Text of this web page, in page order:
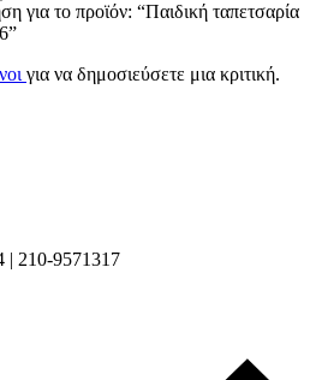
για το προϊόν: “Παιδική ταπετσαρία
για να δημοσιεύσετε μια κριτική.
| 210-9571317